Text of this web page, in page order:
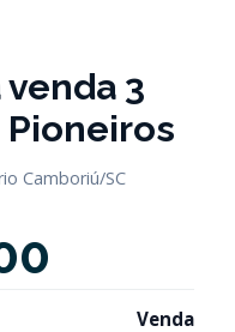
3
Camboriú/SC
Venda